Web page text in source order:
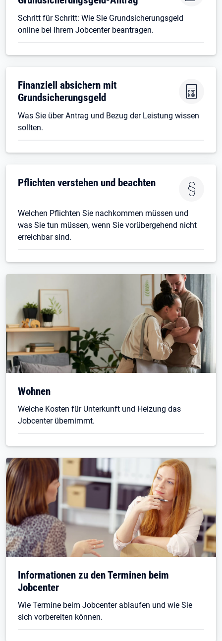
Schritt für Schritt: Wie Sie Grundsicherungsgeld
online bei Ihrem Jobcenter beantragen.
Finanziell absichern mit
Grundsicherungsgeld
Was Sie über Antrag und Bezug der Leistung wissen
sollten.
Pflichten verstehen und beachten
Welchen Pflichten Sie nachkommen müssen und
was Sie tun müssen, wenn Sie vorübergehend nicht
erreichbar sind.
Wohnen
Welche Kosten für Unterkunft und Heizung das
Jobcenter übernimmt.
Informationen zu den Terminen beim
Jobcenter
Wie Termine beim Jobcenter ablaufen und wie Sie
sich vorbereiten können.